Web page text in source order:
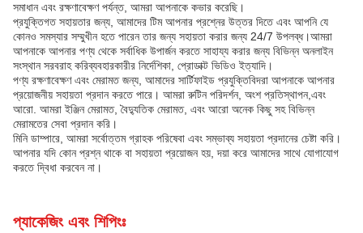
সমাধান এবং রক্ষণাবেক্ষণ পর্যন্ত, আমরা আপনাকে কভার করেছি।
প্রযুক্তিগত সহায়তার জন্য, আমাদের টিম আপনার প্রশ্নের উত্তর দিতে এবং আপনি যে
কোনও সমস্যার সম্মুখীন হতে পারেন তার জন্য সহায়তা করার জন্য 24/7 উপলব্ধ।আমরা
আপনাকে আপনার পণ্য থেকে সর্বাধিক উপার্জন করতে সাহায্য করার জন্য বিভিন্ন অনলাইন
সংস্থান সরবরাহ করিব্যবহারকারীর নির্দেশিকা, প্রোডাক্ট ভিডিও ইত্যাদি।
পণ্য রক্ষণাবেক্ষণ এবং মেরামত জন্য, আমাদের সার্টিফাইড প্রযুক্তিবিদরা আপনাকে আপনার
প্রয়োজনীয় সহায়তা প্রদান করতে পারে। আমরা রুটিন পরিদর্শন, অংশ প্রতিস্থাপন,এবং
আরো. আমরা ইঞ্জিন মেরামত, বৈদ্যুতিক মেরামত, এবং আরো অনেক কিছু সহ বিভিন্ন
মেরামতের সেবা প্রদান করি।
মিনি ডাম্পারে, আমরা সর্বোত্তম গ্রাহক পরিষেবা এবং সম্ভাব্য সহায়তা প্রদানের চেষ্টা করি।
আপনার যদি কোন প্রশ্ন থাকে বা সহায়তা প্রয়োজন হয়, দয়া করে আমাদের সাথে যোগাযোগ
করতে দ্বিধা করবেন না।
প্যাকেজিং এবং শিপিংঃ